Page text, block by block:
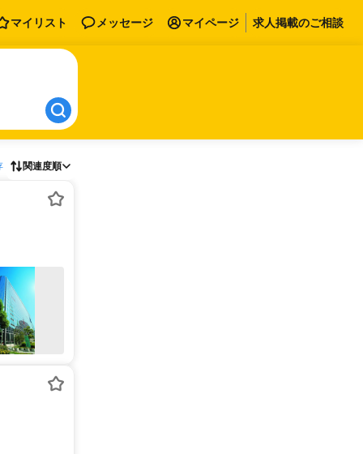
マイリスト メッセージ マイページ 求人掲載のご相談
関連度順